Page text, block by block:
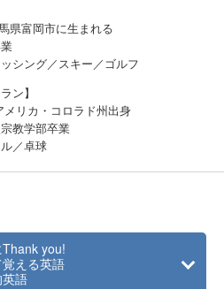
県富岡市に生まれる
シング／スキー／ゴルフ
ン】
リカ・コロラド州出身
教学部卒業
／卓球
you!
える英語
語